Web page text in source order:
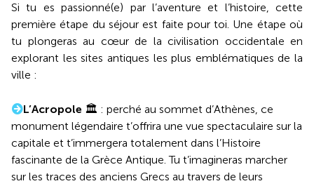
Si tu es passionné(e) par l’aventure et l’histoire, cette
première étape du séjour est faite pour toi. Une étape où
tu plongeras au cœur de la civilisation occidentale en
explorant les sites antiques les plus emblématiques de la
ville :
L’Acropole 🏛️ : perché au sommet d’Athènes, ce
monument légendaire t’offrira une vue spectaculaire sur la
capitale et t’immergera totalement dans l’Histoire
fascinante de la Grèce Antique. Tu t’imagineras marcher
sur les traces des anciens Grecs au travers de leurs